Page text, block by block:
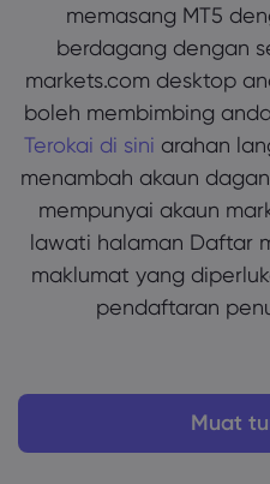
memasang MT5
berdagang dengan
markets.com desktop
boleh membimbing
Terokai di sini arahan
menambah akaun
mempunyai akaun
lawati halaman Daftar
maklumat yang
pendaftaran
Muat